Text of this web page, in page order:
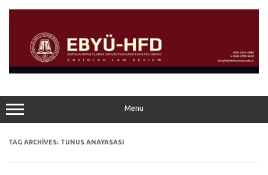
content
Menu
TAG ARCHIVES: TUNUS ANAYASASI